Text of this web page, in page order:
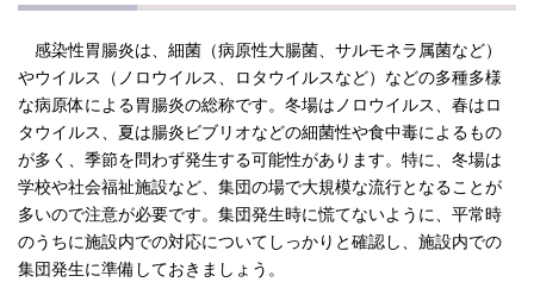
感染性胃腸炎は、細菌（病原性大腸菌、サルモネラ属菌など）
やウイルス（ノロウイルス、ロタウイルスなど）などの多種多様
な病原体による胃腸炎の総称です。冬場はノロウイルス、春はロ
タウイルス、夏は腸炎ビブリオなどの細菌性や食中毒によるもの
が多く、季節を問わず発生する可能性があります。特に、冬場は
学校や社会福祉施設など、集団の場で大規模な流行となることが
多いので注意が必要です。集団発生時に慌てないように、平常時
のうちに施設内での対応についてしっかりと確認し、施設内での
集団発生に準備しておきましょう。